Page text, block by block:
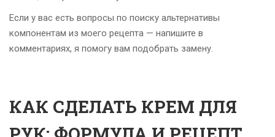
Если у вас есть вопросы по поиску альтернативы
компонентам из моего рецепта — напишите в
комментариях, я помогу вам подобрать замену.
КАК СДЕЛАТЬ КРЕМ ДЛЯ